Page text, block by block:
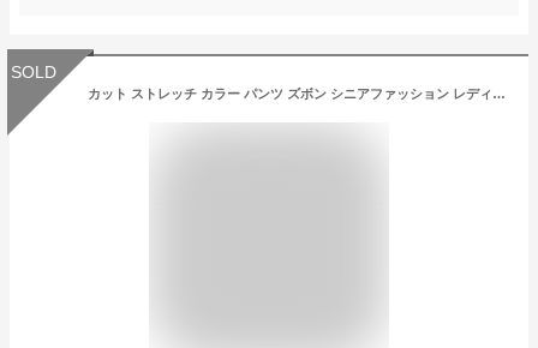
SOLD
カット ストレッチ カラー パンツ ズボン シニアファッション レディース 60代 70代 80代 90代 春夏 高齢者 服 おばあちゃん 誕生日 プレゼント 敬老の日 ミセス 女性 婦人